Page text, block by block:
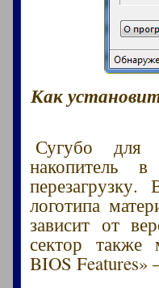
Как
Сугубо для
логотипа
зависит от
сектор также
BIOS